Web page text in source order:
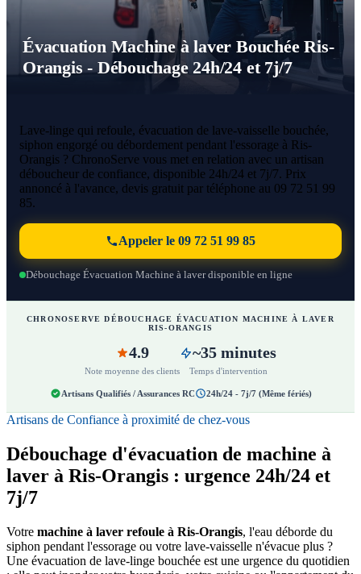
Évacuation Machine à laver Bouchée Ris-
Orangis - Débouchage 24h/24 et 7j/7
Lave-linge qui refoule, évacuation de lave-vaisselle bouchée,
siphon engorgé ou débordement pendant l'essorage à Ris-
Orangis ? ChronoServe vous met en relation avec un artisan
déboucheur de confiance, disponible 24h/24 et 7j/7. Prix
annoncé à l'avance, devis gratuit par téléphone au 09 72 51 99
85.
Appeler le 09 72 51 99 85
Débouchage Évacuation Machine à laver disponible en ligne
CHRONOSERVE DÉBOUCHAGE ÉVACUATION MACHINE À LAVER
RIS-ORANGIS
4.9
Note moyenne des clients
~35 minutes
Temps d'intervention
Artisans Qualifiés / Assurances RC 24h/24 - 7j/7 (Même fériés)
Artisans de Confiance à proximité de chez-vous
Débouchage d'évacuation de machine à
laver à Ris-Orangis : urgence 24h/24 et
7j/7
Votre machine à laver refoule à Ris-Orangis, l'eau déborde du
siphon pendant l'essorage ou votre lave-vaisselle n'évacue plus ?
Une évacuation de lave-linge bouchée est une urgence du quotidien